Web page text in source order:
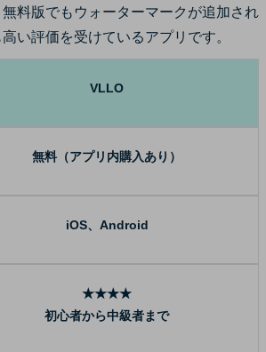
料版でもウォーターマークが追加され
い評価を受けているアプリです。
VLLO
無料（アプリ内購入あり）
iOS、Android
★★★★
初心者から中級者まで